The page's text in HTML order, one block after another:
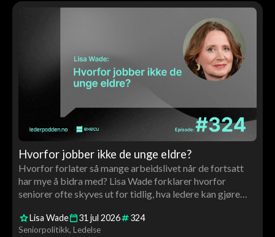
Hvorfor jobber ikke de unge eldre?
Hvorfor forlater så mange arbeidslivet når de fortsatt
har mye å bidra med? Lisa Wade forklarer hvorfor
seniorer ofte skyves ut for tidlig, hva ledere kan gjøre
Lisa Wade 31 jul 2026 324
Seniorpolitikk Ledelse